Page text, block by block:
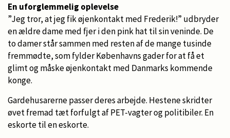
En uforglemmelig oplevelse
”Jeg tror, at jeg fik øjenkontakt med Frederik!” udbryder
en ældre dame med fjer i den pink hat til sin veninde. De
to damer står sammen med resten af de mange tusinde
fremmødte, som fylder Københavns gader for at få et
glimt og måske øjenkontakt med Danmarks kommende
konge.
Gardehusarerne passer deres arbejde. Hestene skridter
øvet fremad tæt forfulgt af PET-vagter og politibiler. En
eskorte til en eskorte.